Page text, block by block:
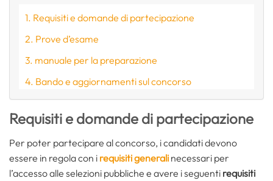
Requisiti e domande di partecipazione
Prove d’esame
manuale per la preparazione
Bando e aggiornamenti sul concorso
Requisiti e domande di partecipazione
Per poter partecipare al concorso, i candidati devono
essere in regola con i requisiti generali necessari per
l’accesso alle selezioni pubbliche e avere i seguenti requisiti